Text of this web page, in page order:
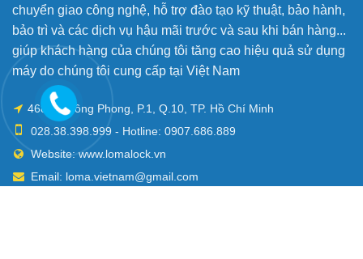
chuyển giao công nghệ, hỗ trợ đào tạo kỹ thuật, bảo hành,
bảo trì và các dịch vụ hậu mãi trước và sau khi bán hàng...
giúp khách hàng của chúng tôi tăng cao hiệu quả sử dụng
máy do chúng tôi cung cấp tại Việt Nam
468 Lê Hồng Phong, P.1, Q.10, TP. Hồ Chí Minh
028.38.398.999 - Hotline: 0907.686.889
Website: www.lomalock.vn
Email: loma.vietnam@gmail.com